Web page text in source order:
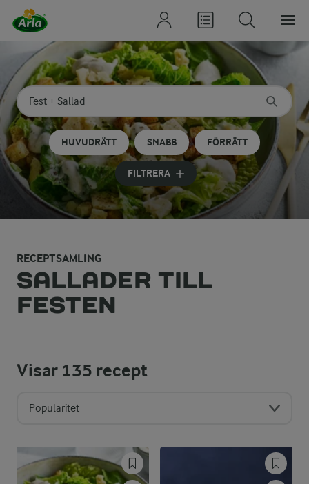
Sök på kategori eller ingrediens
Skriv in sökord för att få förslag
HUVUDRÄTT SNABB FÖRRÄTT
FILTRERA
RECEPTSAMLING
SALLADER TILL
FESTEN
Visar135 recept
Popularitet